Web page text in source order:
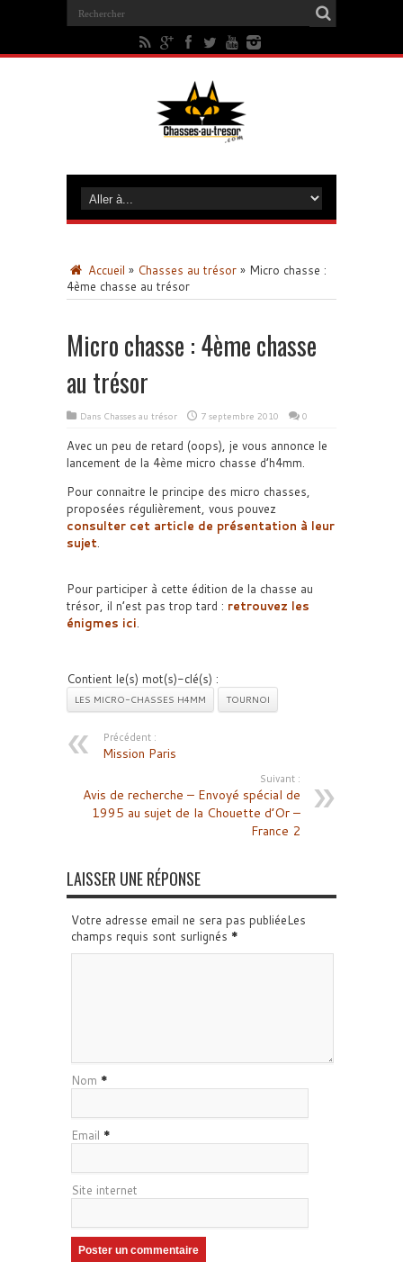
Accueil » Chasses au trésor » Micro chasse :
4ème chasse au trésor
Micro chasse : 4ème chasse
au trésor
Dans Chasses au trésor 7 septembre 2010 0
Avec un peu de retard (oops), je vous annonce le
lancement de la 4ème micro chasse d’h4mm.
Pour connaitre le principe des micro chasses,
proposées régulièrement, vous pouvez
consulter cet article de présentation à leur
sujet.
Pour participer à cette édition de la chasse au
trésor, il n’est pas trop tard : retrouvez les
énigmes ici.
Contient le(s) mot(s)-clé(s) :
LES MICRO-CHASSES H4MM TOURNOI
Précédent :
Mission Paris
Suivant :
Avis de recherche – Envoyé spécial de
1995 au sujet de la Chouette d’Or –
France 2
LAISSER UNE RÉPONSE
Votre adresse email ne sera pas publiéeLes
champs requis sont surlignés *
Nom *
Email *
Site internet